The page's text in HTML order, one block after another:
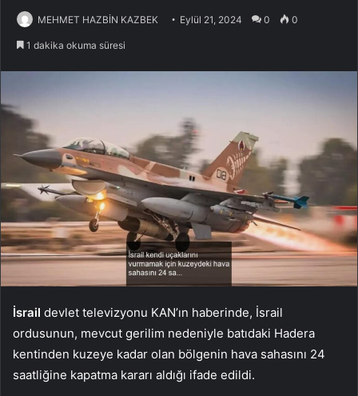
MEHMET HAZBİN KAZBEK Eylül 21, 2024 0 0
1 dakika okuma süresi
İsrail devlet televizyonu KAN’ın haberinde, İsrail
ordusunun, mevcut gerilim nedeniyle batıdaki Hadera
kentinden kuzeye kadar olan bölgenin hava sahasını 24
saatliğine kapatma kararı aldığı ifade edildi.